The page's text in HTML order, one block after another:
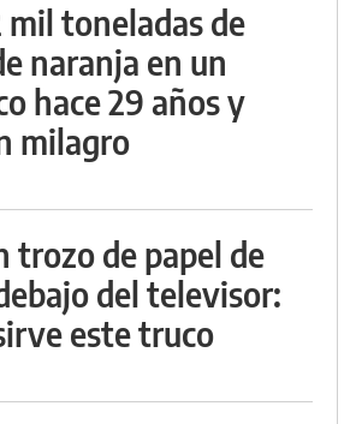
mil toneladas de
naranja en un
hace 29 años y
milagro
trozo de papel de
del televisor:
este truco